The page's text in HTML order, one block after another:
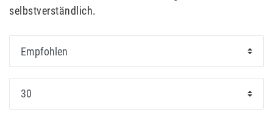
selbstverständlich.